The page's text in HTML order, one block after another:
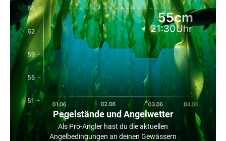
Pegelstände und Angelwetter
Als Pro-Angler hast du die aktuellen
Angelbedingungen an deinen Gewässern